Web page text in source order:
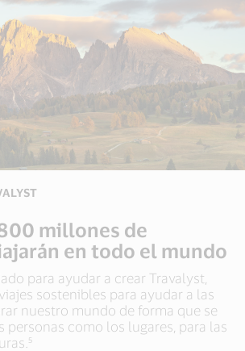
millones de
en todo el mundo
para ayudar a crear Travalyst,
sostenibles para ayudar a las
nuestro mundo de forma que se
personas como los lugares, para las